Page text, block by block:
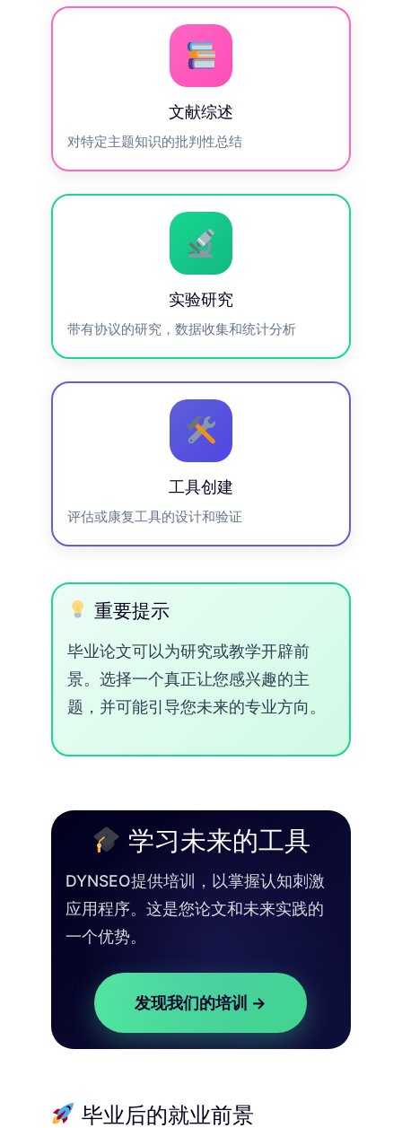
文献综述
对特定主题知识的批判性总结
实验研究
带有协议的研究，数据收集和统计分析
工具创建
评估或康复工具的设计和验证
重要提示
毕业论文可以为研究或教学开辟前
景。选择一个真正让您感兴趣的主
题，并可能引导您未来的专业方向。
学习未来的工具
DYNSEO提供培训，以掌握认知刺激
应用程序。这是您论文和未来实践的
一个优势。
发现我们的培训 →
毕业后的就业前景